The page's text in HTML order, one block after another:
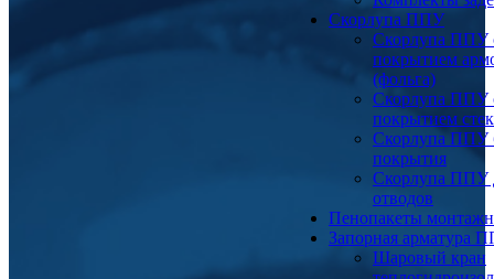
Скорлупа ППУ
Скорлупа ППУ
покрытием
(фольга)
Скорлупа ППУ
покрытием
Скорлупа ППУ
покрытия
Скорлупа ППУ
отводов
Пенопакеты
Запорная арматура
Шаровый кран